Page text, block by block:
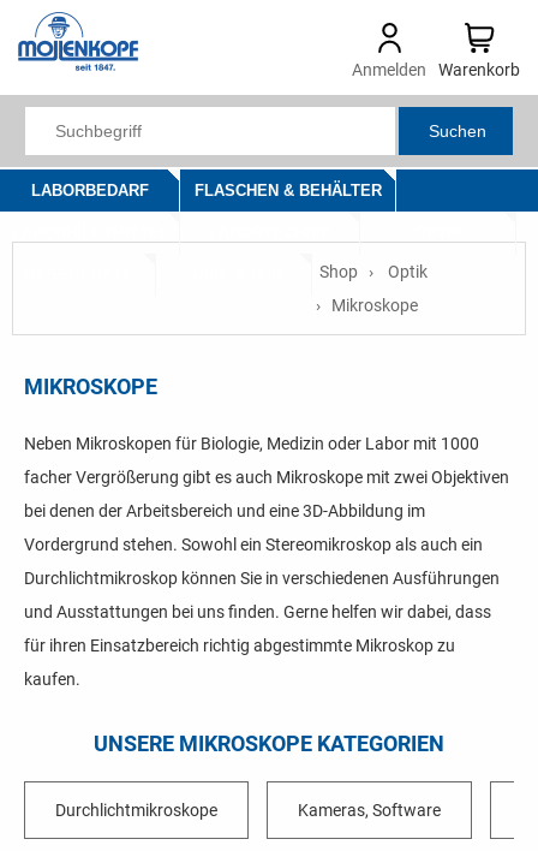
Anmelden Warenkorb
Suchen
LABORBEDARF FLASCHEN & BEHÄLTER
Shop
Optik
Mikroskope
MIKROSKOPE
Neben Mikroskopen für Biologie, Medizin oder Labor mit 1000
facher Vergrößerung gibt es auch Mikroskope mit zwei Objektiven
bei denen der Arbeitsbereich und eine 3D-Abbildung im
Vordergrund stehen. Sowohl ein Stereomikroskop als auch ein
Durchlichtmikroskop können Sie in verschiedenen Ausführungen
und Ausstattungen bei uns finden. Gerne helfen wir dabei, dass
für ihren Einsatzbereich richtig abgestimmte Mikroskop zu
kaufen.
UNSERE MIKROSKOPE KATEGORIEN
Durchlichtmikroskope Kameras, Software